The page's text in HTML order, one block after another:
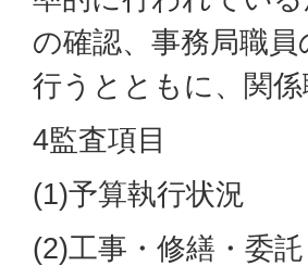
の確認、事務局職
行うとともに、関
4監査項目
(1)予算執行状況
(2)工事・修繕・委